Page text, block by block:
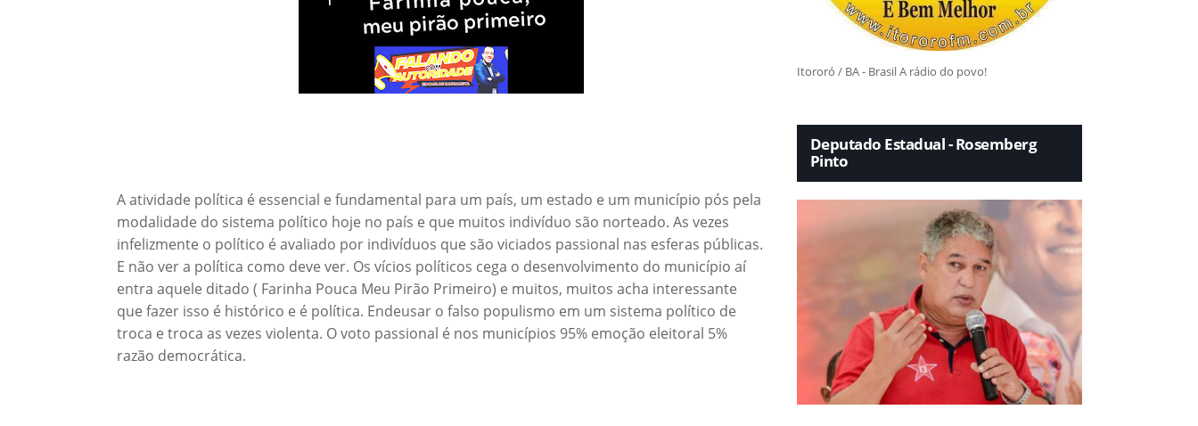
A atividade política é essencial e fundamental para um país, um estado e um município pós pela
modalidade do sistema político hoje no país e que muitos indivíduo são norteado. As vezes
infelizmente o político é avaliado por indivíduos que são viciados passional nas esferas públicas.
E não ver a política como deve ver. Os vícios políticos cega o desenvolvimento do município aí
entra aquele ditado ( Farinha Pouca Meu Pirão Primeiro) e muitos, muitos acha interessante
que fazer isso é histórico e é política. Endeusar o falso populismo em um sistema político de
troca e troca as vezes violenta. O voto passional é nos municípios 95% emoção eleitoral 5%
razão democrática.
Itororó / BA - Brasil A rádio do povo!
Deputado Estadual - Rosemberg
Pinto